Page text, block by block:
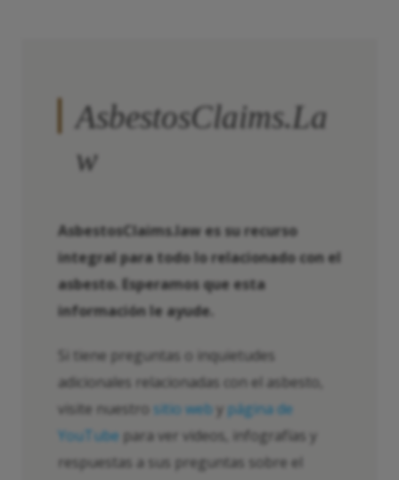
AsbestosClaims.La
w
AsbestosClaims.law es su recurso
integral para todo lo relacionado con el
asbesto. Esperamos que esta
información le ayude.
Si tiene preguntas o inquietudes
adicionales relacionadas con el asbesto,
visite nuestro sitio web y página de
YouTube para ver videos, infografías y
respuestas a sus preguntas sobre el